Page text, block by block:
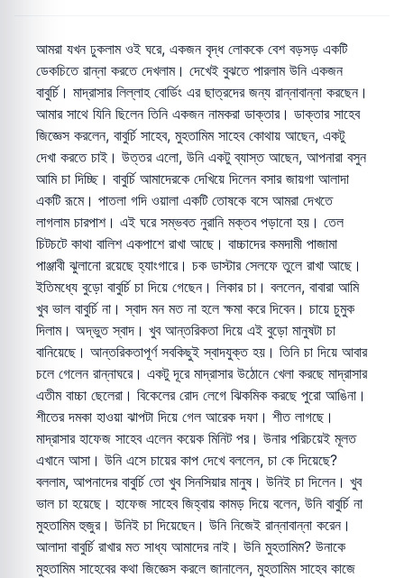
আমরা যখন ঢুকলাম ওই ঘরে, একজন বৃদ্ধ লোককে বেশ বড়সড় একটি
ডেকচিতে রান্না করতে দেখলাম। দেখেই বুঝতে পারলাম উনি একজন
বাবুর্চি। মাদ্রাসার লিল্লাহ বোর্ডিং এর ছাত্রদের জন্য রান্নাবান্না করছেন।
আমার সাথে যিনি ছিলেন তিনি একজন নামকরা ডাক্তার। ডাক্তার সাহেব
জিজ্ঞেস করলেন, বাবুর্চি সাহেব, মুহতামিম সাহেব কোথায় আছেন, একটু
দেখা করতে চাই। উত্তর এলো, উনি একটু ব্যাস্ত আছেন, আপনারা বসুন
আমি চা দিচ্ছি। বাবুর্চি আমাদেরকে দেখিয়ে দিলেন বসার জায়গা আলাদা
একটি রূমে। পাতলা গদি ওয়ালা একটি তোষকে বসে আমরা দেখতে
লাগলাম চারপাশ। এই ঘরে সম্ভবত নুরানি মক্তব পড়ানো হয়। তেল
চিটচটে কাথা বালিশ একপাশে রাখা আছে। বাচ্চাদের কমদামী পাজামা
পাঞ্জাবী ঝুলানো রয়েছে হ্যাংগারে। চক ডাস্টার সেলফে তুলে রাখা আছে।
ইতিমধ্যে বুড়ো বাবুর্চি চা দিয়ে গেছেন। লিকার চা। বললেন, বাবারা আমি
খুব ভাল বাবুর্চি না। স্বাদ মন মত না হলে ক্ষমা করে দিবেন। চায়ে চুমুক
দিলাম। অদ্ভুত স্বাদ। খুব আন্তরিকতা দিয়ে এই বুড়ো মানুষটা চা
বানিয়েছে। আন্তরিকতাপূর্ণ সবকিছুই স্বাদযুক্ত হয়। তিনি চা দিয়ে আবার
চলে গেলেন রান্নাঘরে। একটু দূরে মাদ্রাসার উঠোনে খেলা করছে মাদ্রাসার
এতীম বাচ্চা ছেলেরা। বিকেলের রোদ লেগে ঝিকমিক করছে পুরো আঙিনা।
শীতের দমকা হাওয়া ঝাপটা দিয়ে গেল আরেক দফা। শীত লাগছে।
মাদ্রাসার হাফেজ সাহেব এলেন কয়েক মিনিট পর। উনার পরিচয়েই মূলত
এখানে আসা। উনি এসে চায়ের কাপ দেখে বললেন, চা কে দিয়েছে?
বললাম, আপনাদের বাবুর্চি তো খুব সিনসিয়ার মানুষ। উনিই চা দিলেন। খুব
ভাল চা হয়েছে। হাফেজ সাহেব জিহ্বায় কামড় দিয়ে বলেন, উনি বাবুর্চি না
মুহতামিম হুজুর। উনিই চা দিয়েছেন। উনি নিজেই রান্নাবান্না করেন।
আলাদা বাবুর্চি রাখার মত সাধ্য আমাদের নাই। উনি মুহতামিম? উনাকে
মুহতামিম সাহেবের কথা জিজ্ঞেস করলে জানালেন, মুহতামিম সাহেব কাজে